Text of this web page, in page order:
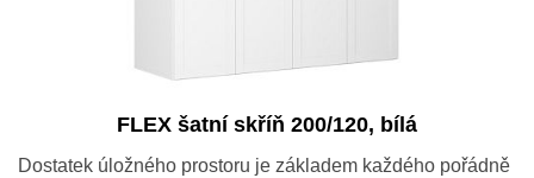
FLEX šatní skříň 200/120, bílá
Dostatek úložného prostoru je základem každého pořádně